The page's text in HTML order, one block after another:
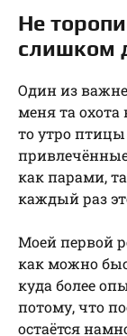
Не
слишком
Один из
меня та охота
то утро
как парами,
каждый раз
Моей первой
как можно
куда более
потому, что
остаётся